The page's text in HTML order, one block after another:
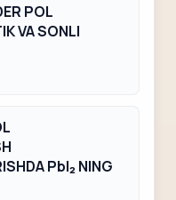
POL
VA SONLI
PbI₂ NING